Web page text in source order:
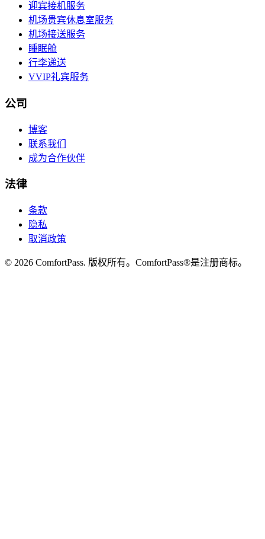
迎宾接机服务
机场贵宾休息室服务
机场接送服务
睡眠舱
行李递送
VVIP礼宾服务
公司
博客
联系我们
成为合作伙伴
法律
条款
隐私
取消政策
© 2026 ComfortPass. 版权所有。ComfortPass®是注册商标。